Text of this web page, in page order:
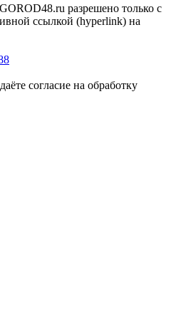
разрешено только с
ссылкой (hyperlink) на
согласие на обработку